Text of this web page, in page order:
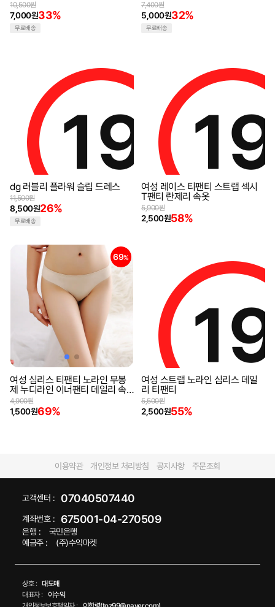
7,000원33%
10,500원
무료배송
5,000원32%
7,400원
무료배송
dg 러블리 플라워 슬립 드레스
8,500원26%
11,500원
무료배송
여성 레이스 티팬티 스트랩 섹시
T팬티 란제리 속옷
2,500원58%
5,900원
69%
여성 심리스 티팬티 노라인 무봉
제 누디라인 이너팬티 데일리 속
옷
1,500원69%
4,900원
여성 스트랩 노라인 심리스 데일
리 티팬티
2,500원55%
5,500원
스트링 섹시 언더웨어
1,900원65%
5,500원
무료배송